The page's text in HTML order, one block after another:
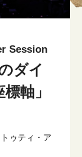
Session
ダイ
軸」
ゥティ・ア